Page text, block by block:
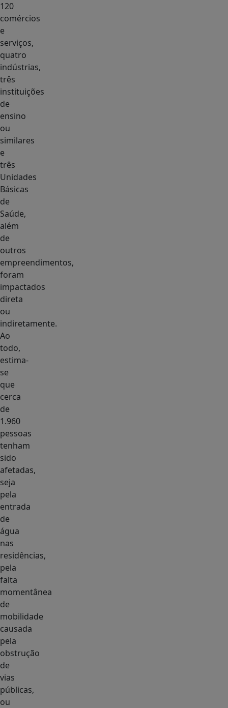
120
comércios
e
serviços,
quatro
indústrias,
três
instituições
de
ensino
ou
similares
e
três
Unidades
Básicas
de
Saúde,
além
de
outros
empreendimentos,
foram
impactados
direta
ou
indiretamente.
Ao
todo,
estima-
se
que
cerca
de
1.960
pessoas
tenham
sido
afetadas,
seja
pela
entrada
de
água
nas
residências,
pela
falta
momentânea
de
mobilidade
causada
pela
obstrução
de
vias
públicas,
ou